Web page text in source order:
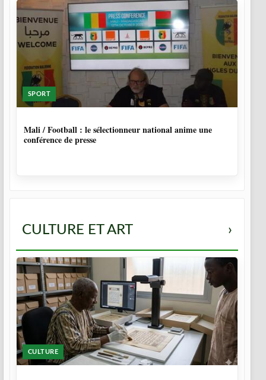
SPORT
Mali / Football : le sélectionneur national anime une
conférence de presse
CULTURE ET ART ›
CULTURE